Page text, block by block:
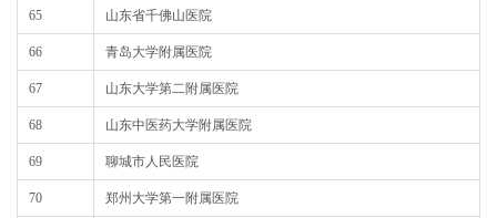
65 山东省千佛山医院
66 青岛大学附属医院
67 山东大学第二附属医院
68 山东中医药大学附属医院
69 聊城市人民医院
70 郑州大学第一附属医院